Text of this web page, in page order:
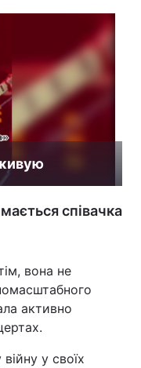
співачка
вона не
активно